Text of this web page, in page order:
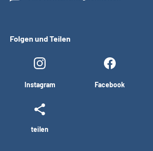
Folgen und Teilen
Instagram Facebook
teilen